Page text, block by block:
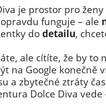
je prostor pro
funguje – ale
dodetailu,
ale cítíte, že by to
na Google
a zbytečné ztráty
Dolce Diva vede